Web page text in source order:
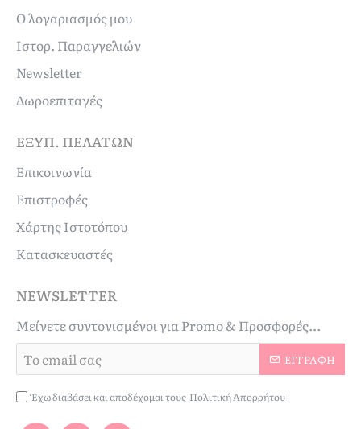
Ο λογαριασμός μου
Ιστορ. Παραγγελιών
Newsletter
Δωροεπιταγές
ΕΞΥΠ. ΠΕΛΑΤΏΝ
Επικοινωνία
Επιστροφές
Χάρτης Ιστοτόπου
Κατασκευαστές
NEWSLETTER
Μείνετε συντονισμένοι για Promo & Προσφορές...
email
σας
ΕΓΓΡΑΦΉ
Έχω διαβάσει και αποδέχομαι τους Πολιτική Απορρήτου